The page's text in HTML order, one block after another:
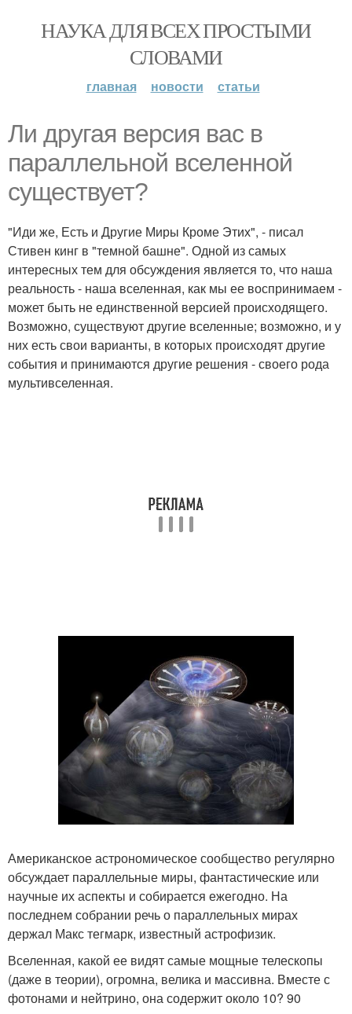
НАУКА ДЛЯ ВСЕХ ПРОСТЫМИ
СЛОВАМИ
главная новости статьи
Ли другая версия вас в
параллельной вселенной
существует?
"Иди же, Есть и Другие Миры Кроме Этих", - писал
Стивен кинг в "темной башне". Одной из самых
интересных тем для обсуждения является то, что наша
реальность - наша вселенная, как мы ее воспринимаем -
может быть не единственной версией происходящего.
Возможно, существуют другие вселенные; возможно, и у
них есть свои варианты, в которых происходят другие
события и принимаются другие решения - своего рода
мультивселенная.
Американское астрономическое сообщество регулярно
обсуждает параллельные миры, фантастические или
научные их аспекты и собирается ежегодно. На
последнем собрании речь о параллельных мирах
держал Макс тегмарк, известный астрофизик.
Вселенная, какой ее видят самые мощные телескопы
(даже в теории), огромна, велика и массивна. Вместе с
фотонами и нейтрино, она содержит около 10? 90